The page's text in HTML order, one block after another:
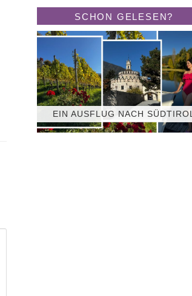
SCHON GELESEN?
EIN AUSFLUG NACH SÜDTIROL